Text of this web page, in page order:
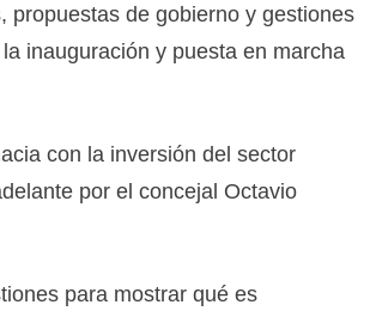
propuestas de gobierno y gestiones
inauguración y puesta en marcha
con la inversión del sector
por el concejal Octavio
para mostrar qué es